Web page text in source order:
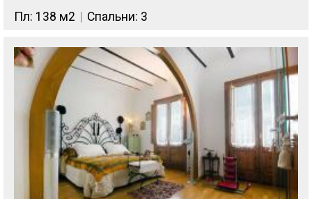
Пл: 138 м2
Спальни: 3